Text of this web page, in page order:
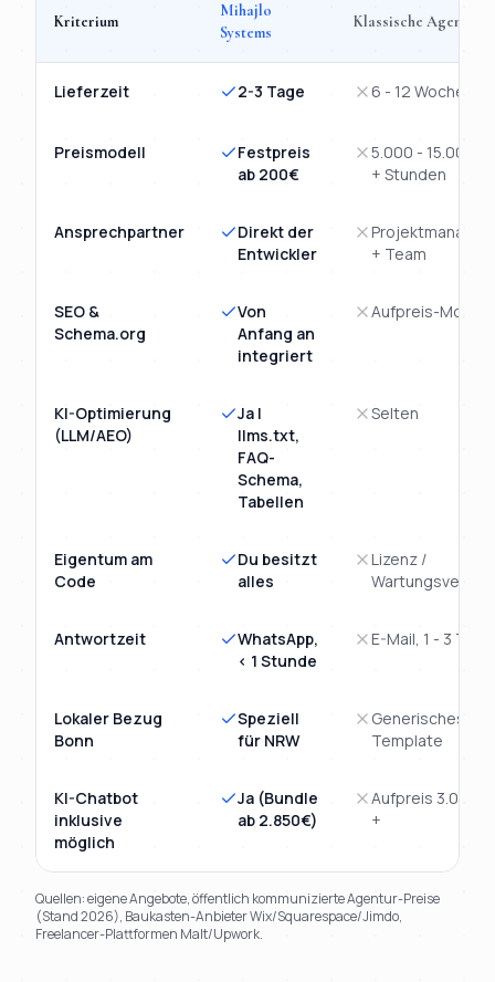
Kriterium
Mihajlo
Systems
Klassische Agentur
Lieferzeit 2-3 Tage 6 - 12 Wochen
Preismodell
Festpreis
ab 200€
5.000 - 15.000€
+ Stunden
Ansprechpartner
Direkt der
Entwickler
Projektmanager
+ Team
SEO &
Schema.org
Von
Anfang an
integriert
Aufpreis-Modul
KI-Optimierung
(LLM/AEO)
Ja |
llms.txt,
FAQ-
Schema,
Tabellen
Selten
Eigentum am
Code
Du besitzt
alles
Lizenz /
Wartungsvertrag
Antwortzeit
WhatsApp,
< 1 Stunde
E-Mail, 1 - 3 Tage
Lokaler Bezug
Bonn
Speziell
für NRW
Generisches
Template
KI-Chatbot
inklusive
möglich
Ja (Bundle
ab 2.850€)
Aufpreis 3.000€
+
Quellen: eigene Angebote, öffentlich kommunizierte Agentur-Preise
(Stand 2026), Baukasten-Anbieter Wix/Squarespace/Jimdo,
Freelancer-Plattformen Malt/Upwork.